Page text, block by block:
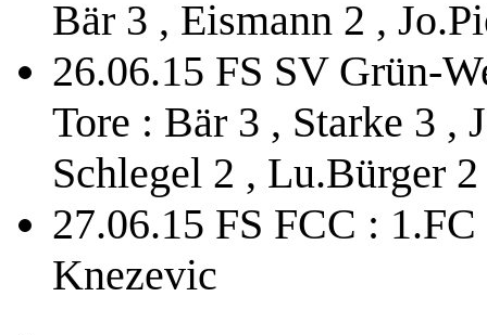
Bär 3 , Eismann 2 ,
26.06.15 FS SV Grün-
Tore : Bär 3 , Starke 3
Schlegel 2 , Lu.Bürger
27.06.15 FS FCC :
Knezevic